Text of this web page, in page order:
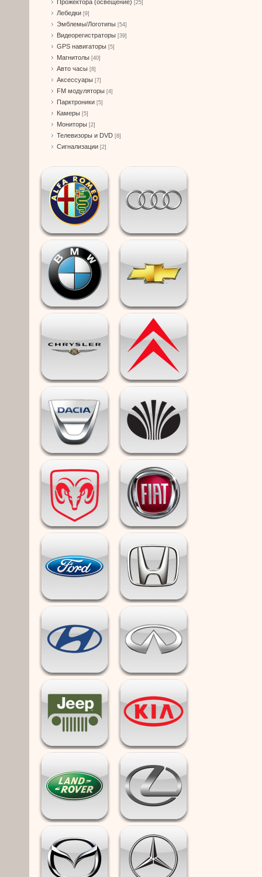
Прожектора (освещение) [25]
Лебедки [9]
Эмблемы/Логотипы [54]
Видеорегистраторы [39]
GPS навигаторы [5]
Магнитолы [40]
Авто часы [8]
Аксессуары [7]
FM модуляторы [4]
Парктроники [5]
Камеры [5]
Мониторы [2]
Телевизоры и DVD [8]
Сигнализации [2]